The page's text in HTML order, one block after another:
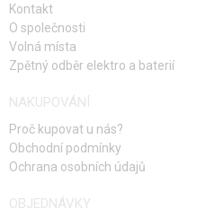
Kontakt
O společnosti
Volná místa
Zpětný odběr elektro a baterií
NAKUPOVÁNÍ
Proč kupovat u nás?
Obchodní podmínky
Ochrana osobních údajů
OBJEDNÁVKY